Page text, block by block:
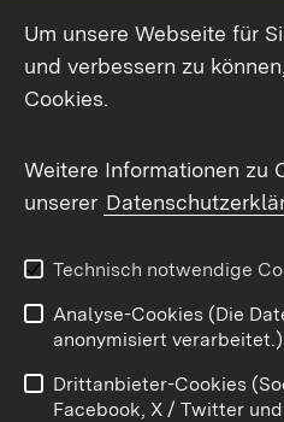
Facebook
X / Twitter
Youtube
Impressum
Barrierefreiheit
Um unsere Webseite für
und verbessern zu
Cookies.
Weitere Informationen zu
unserer
Technisch notwendige
Analyse-Cookies (Die
anonymisiert verarbeitet.)
Drittanbieter-Cookies
Facebook, X / Twitter